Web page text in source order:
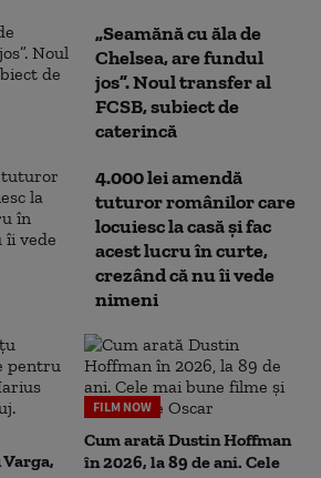
„Seamănă cu ăla de
Chelsea, are fundul
jos”. Noul transfer al
FCSB, subiect de
caterincă
4.000 lei amendă
tuturor românilor care
locuiesc la casă și fac
acest lucru în curte,
crezând că nu îi vede
nimeni
FILM NOW
Cum arată Dustin Hoffman
în 2026, la 89 de ani. Cele